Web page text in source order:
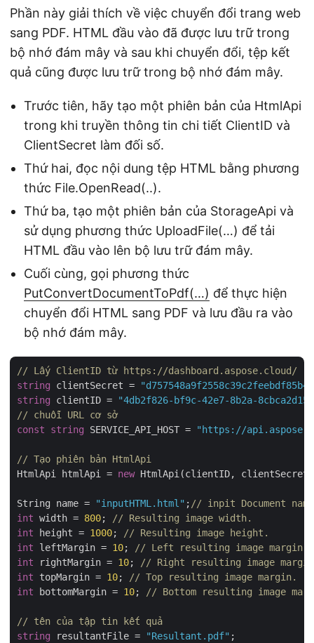
Phần này giải thích về việc chuyển đổi trang web
sang PDF. HTML đầu vào đã được lưu trữ trong
bộ nhớ đám mây và sau khi chuyển đổi, tệp kết
quả cũng được lưu trữ trong bộ nhớ đám mây.
Trước tiên, hãy tạo một phiên bản của HtmlApi
trong khi truyền thông tin chi tiết ClientID và
ClientSecret làm đối số.
Thứ hai, đọc nội dung tệp HTML bằng phương
thức File.OpenRead(..).
Thứ ba, tạo một phiên bản của StorageApi và
sử dụng phương thức UploadFile(…) để tải
HTML đầu vào lên bộ lưu trữ đám mây.
Cuối cùng, gọi phương thức
PutConvertDocumentToPdf(…) để thực hiện
chuyển đổi HTML sang PDF và lưu đầu ra vào
bộ nhớ đám mây.
// Lấy ClientID từ https://dashboard.aspose.cloud/
string clientSecret =
string clientID =
"4db2f826-bf9c-42e7-8b2a-
// chuỗi URL cơ sở
const
string SERVICE_API_HOST = "https://
// Tạo phiên bản HtmlApi
HtmlApi htmlApi = new HtmlApi(clientID,
String name = "inputHTML.html" ;// inpit Document
int width = 800; // Resulting image width.
int height = 1000; // Resulting image height.
int leftMargin = 10; // Left resulting image margin.
int rightMargin = 10; // Right resulting image
int topMargin = 10; // Top resulting image margin.
int bottomMargin = 10; // Bottom resulting image
// tên của tập tin kết quả
string resultantFile = "Resultant.pdf" ;